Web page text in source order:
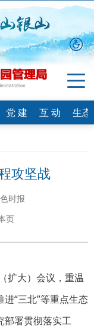
党 建 互 动
生
攻坚战
时报
页
扩大）会议，重温
“三北”等重点生态
部署贯彻落实工